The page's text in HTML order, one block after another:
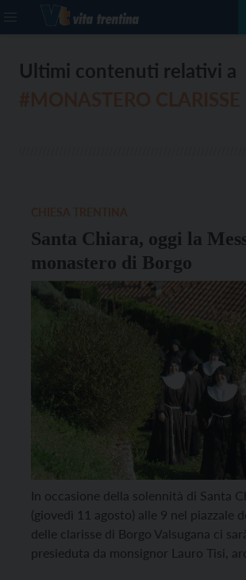
Ultimi contenuti relativi a
Santa Chiara, oggi la
monastero di Borgo
In occasione della solennità di Santa
(giovedì 11 agosto) alle 9 nel piazzale
delle clarisse di Borgo Valsugana ci
presieduta da monsignor Lauro Tisi,